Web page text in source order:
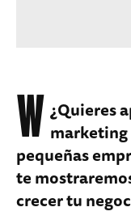
W ¿Quieres
marketing
pequeñas
te
crecer tu